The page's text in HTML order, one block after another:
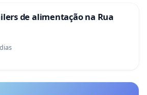
de alimentação na Rua